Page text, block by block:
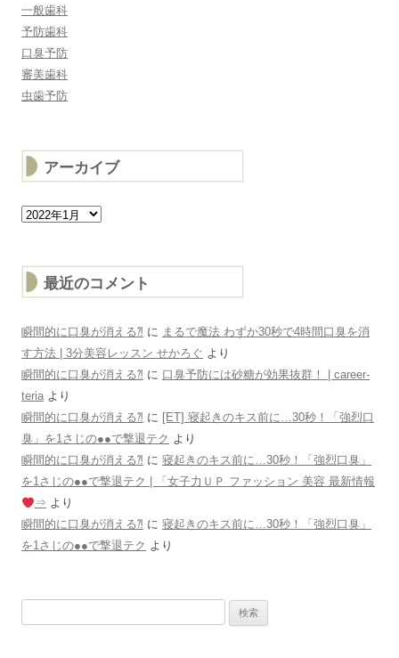
一般歯科
予防歯科
口臭予防
審美歯科
虫歯予防
アーカイブ
ア
ー
最近のコメント
瞬間的に口臭が消える⁈ に まるで魔法 わずか30秒で4時間口臭を消
す方法 | 3分美容レッスン せかろぐ より
瞬間的に口臭が消える⁈ に 口臭予防には砂糖が効果抜群！ | career-
teria より
瞬間的に口臭が消える⁈ に [ET] 寝起きのキス前に…30秒！「強烈口
臭」を1さじの●●で撃退テク より
瞬間的に口臭が消える⁈ に 寝起きのキス前に…30秒！「強烈口臭」
を1さじの●●で撃退テク | 「女子力ＵＰ ファッション 美容 最新情報
⇒ より
瞬間的に口臭が消える⁈ に 寝起きのキス前に…30秒！「強烈口臭」
を1さじの●●で撃退テク より